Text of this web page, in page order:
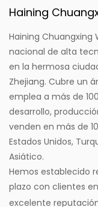
Haining
Haining Chuangxing
nacional de alta
en la hermosa
Zhejiang. Cubre un
emplea a más de
desarrollo,
venden en más de
Estados Unidos,
Asiático.
Hemos establecido
plazo con clientes
excelente